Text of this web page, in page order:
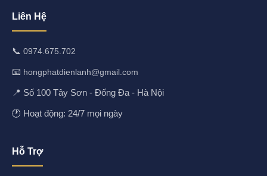
Liên Hệ
📞 0974.675.702
📧 hongphatdienlanh@gmail.com
📍 Số 100 Tây Sơn - Đống Đa - Hà Nội
🕐 Hoạt động: 24/7 mọi ngày
Hỗ Trợ